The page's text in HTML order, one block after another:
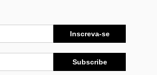
Inscreva-se
Subscribe